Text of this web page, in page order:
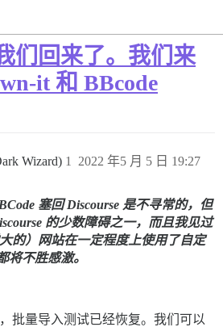
们回来了。我们来
it 和 BBcode
Wizard) 2022 年5 月 5 日 19:27
1
塞回 Discourse 是不寻常的，但
的少数障碍之一，而且我见过
的）网站在一定程度上使用了自定
将不胜感激。
批量导入测试已经恢复。我们可以